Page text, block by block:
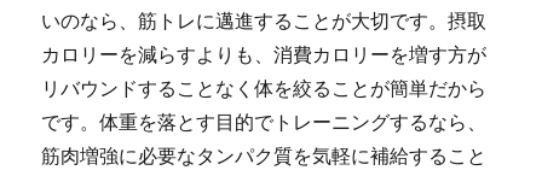
いのなら、筋トレに邁進することが大切です。摂取
カロリーを減らすよりも、消費カロリーを増す方が
リバウンドすることなく体を絞ることが簡単だから
です。体重を落とす目的でトレーニングするなら、
筋肉増強に必要なタンパク質を気軽に補給すること